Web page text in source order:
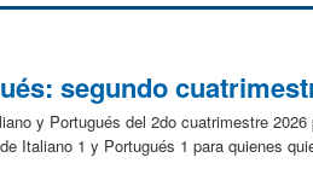
segundo
y Portugués del 2do cuatrimestre
Italiano 1 y Portugués 1 para quienes